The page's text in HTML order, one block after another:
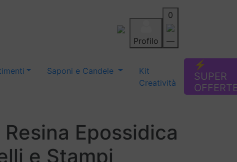
Profilo
0
—
Saponi e Candele
Kit
Creatività
⚡
SUPER
Resina Epossidica
e Stampi